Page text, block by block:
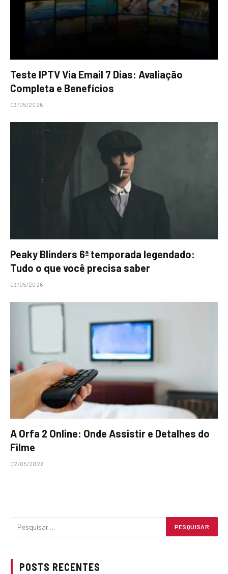
Teste IPTV Via Email 7 Dias: Avaliação
Completa e Benefícios
03/05/2026
Peaky Blinders 6ª temporada legendado:
Tudo o que você precisa saber
03/05/2026
A Orfa 2 Online: Onde Assistir e Detalhes do
Filme
02/05/2026
POSTS RECENTES